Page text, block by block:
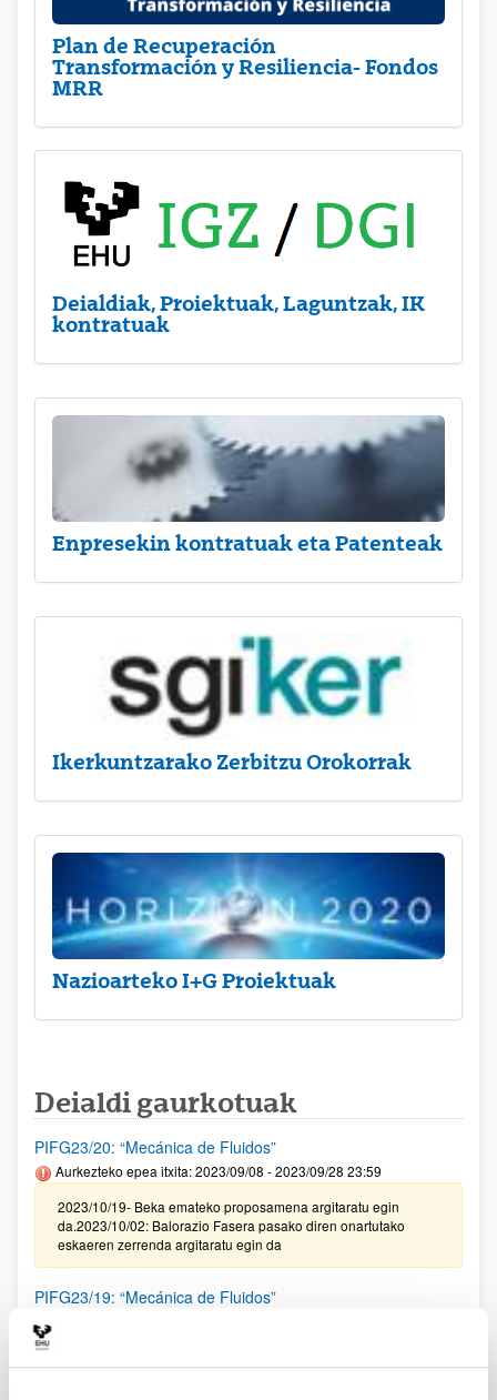
Plan de Recuperación
Transformación y Resiliencia- Fondos
MRR
Deialdiak, Proiektuak, Laguntzak, IK
kontratuak
Enpresekin kontratuak eta Patenteak
Ikerkuntzarako Zerbitzu Orokorrak
Nazioarteko I+G Proiektuak
Deialdi gaurkotuak
PIFG23/20: “Mecánica de Fluidos”
Aurkezteko epea itxita: 2023/09/08 - 2023/09/28 23:59
2023/10/19- Beka emateko proposamena argitaratu egin
da.2023/10/02: Balorazio Fasera pasako diren onartutako
eskaeren zerrenda argitaratu egin da
PIFG23/19: “Mecánica de Fluidos”